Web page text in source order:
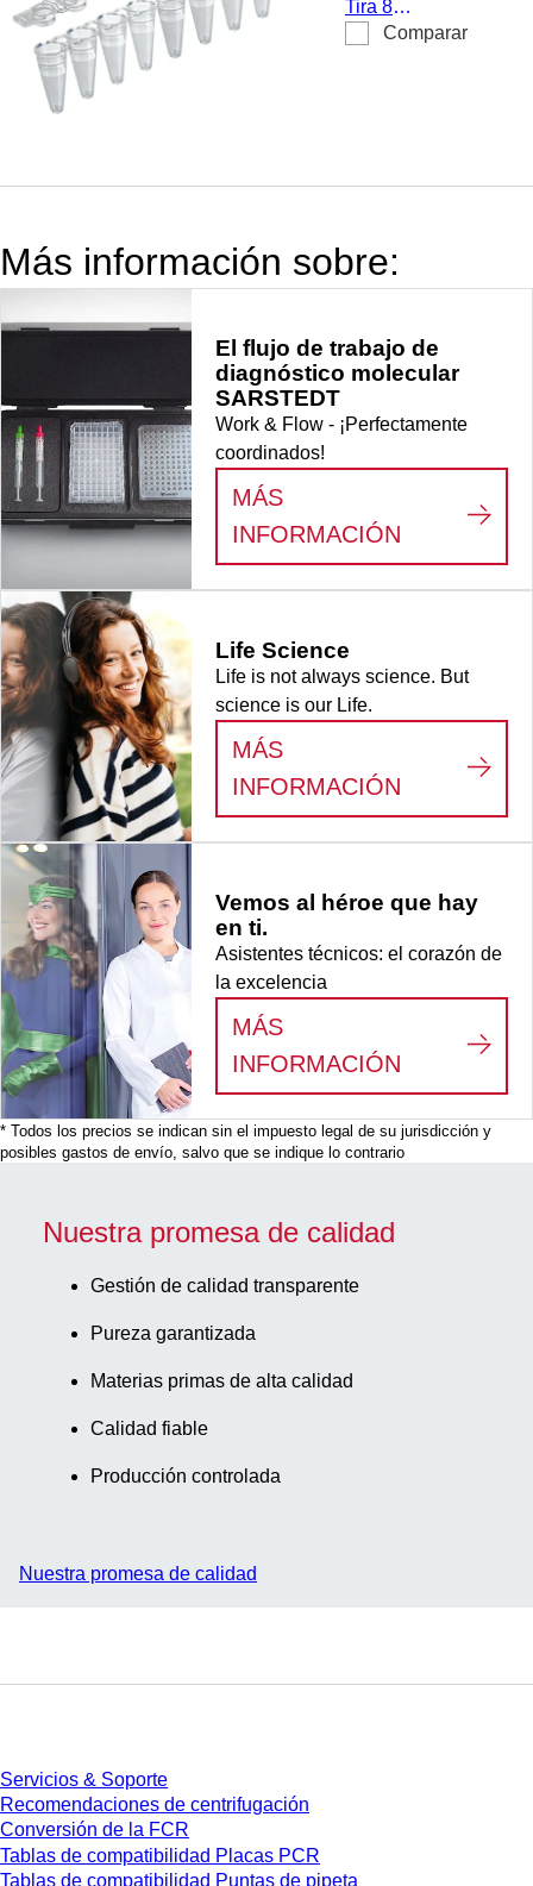
unidades/bolsa
Minigrip
Tested,
transparente,
Tira 8
recipientes
tapón plano,
cierre incluido,
qPCR, 125
unidades/bolsa
Comparar
Más información sobre:
El flujo de trabajo de
diagnóstico molecular
SARSTEDT
Work & Flow - ¡Perfectamente
coordinados!
MÁS
INFORMACIÓN
EL
Life Science
Life is not always science. But
science is our Life.
MÁS
INFORMACIÓN
LIFE
Vemos al héroe que hay
en ti.
Asistentes técnicos: el corazón de
la excelencia
MÁS
INFORMACIÓN
VEMOS
* Todos los precios se indican sin el impuesto legal de su jurisdicción y
posibles gastos de envío, salvo que se indique lo contrario
Nuestra promesa de calidad
Gestión de calidad transparente
Pureza garantizada
Materias primas de alta calidad
Calidad fiable
Producción controlada
Nuestra promesa de calidad
Servicios & Soporte
Recomendaciones de centrifugación
Conversión de la FCR
Tablas de compatibilidad Placas PCR
Tablas de compatibilidad Puntas de pipeta